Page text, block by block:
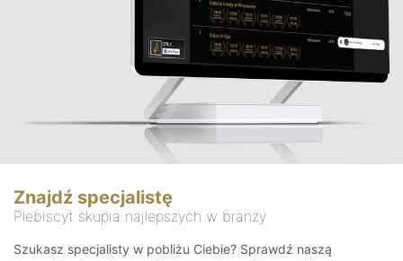
Znajdź specjalistę
Plebiscyt skupia najlepszych w branży
Szukasz specjalisty w pobliżu Ciebie? Sprawdź naszą